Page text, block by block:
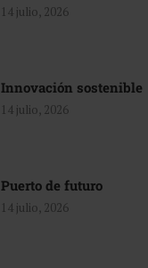
14 julio, 2026
Innovación sostenible
14 julio, 2026
Puerto de futuro
14 julio, 2026